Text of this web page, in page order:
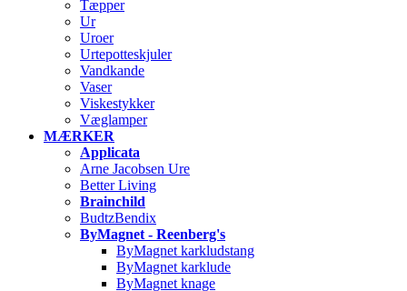
Tæpper
Ur
Uroer
Urtepotteskjuler
Vandkande
Vaser
Viskestykker
Væglamper
MÆRKER
Applicata
Arne Jacobsen Ure
Better Living
Brainchild
BudtzBendix
ByMagnet - Reenberg's
ByMagnet karkludstang
ByMagnet karklude
ByMagnet knage